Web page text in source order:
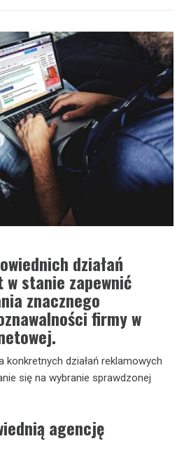
działań
stanie zapewnić
znacznego
firmy w
działań reklamowych
się na wybranie sprawdzonej
agencję